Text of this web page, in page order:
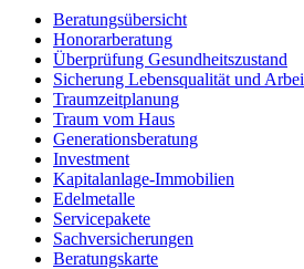
Beratungsübersicht
Honorar­beratung
Überprüfung Gesundheits­zustand
Sicherung Lebensqualität und
Traumzeit­planung
Traum vom Haus
Generationsberatung
Investment
Kapitalanlage-Immobilien
Edelmetalle
Servicepakete
Sachversicherungen
Beratungskarte